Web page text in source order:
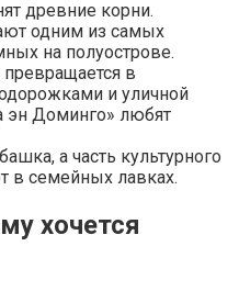
древние корни.
одним из самых
на полуострове.
в
и уличной
Доминго» любят
а часть культурного
в семейных лавках.
хочется